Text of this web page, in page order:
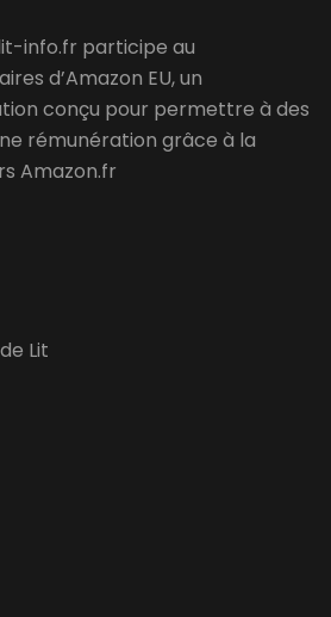
info.fr participe au
d’Amazon EU, un
conçu pour permettre à des
rémunération grâce à la
Amazon.fr
Lit